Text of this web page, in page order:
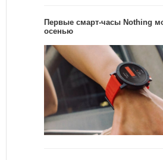
Первые смарт-часы Nothing
осенью